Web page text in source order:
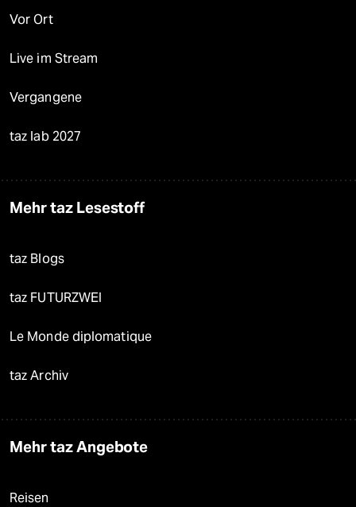
Vor Ort
Live im Stream
Vergangene
taz lab 2027
Mehr taz Lesestoff
taz Blogs
taz FUTURZWEI
Le Monde diplomatique
taz Archiv
Mehr taz Angebote
Reisen